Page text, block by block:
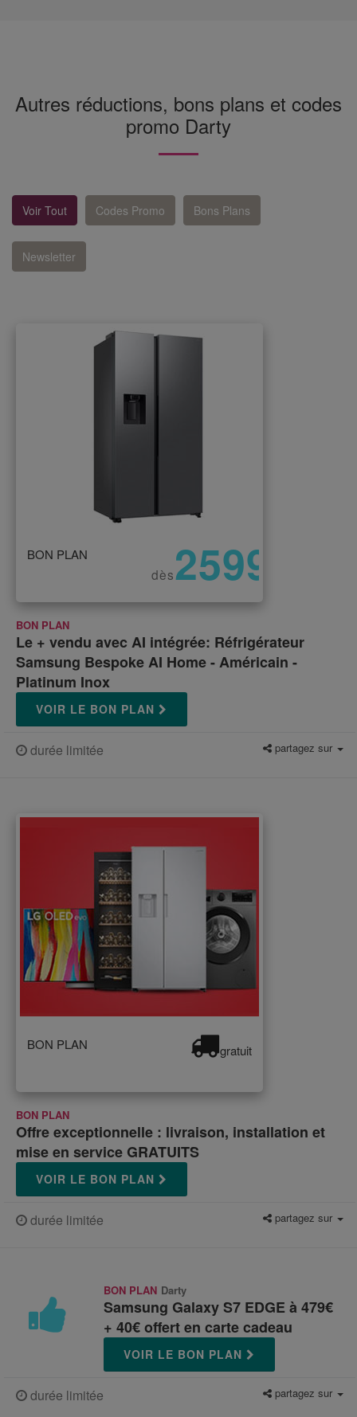
Autres réductions, bons plans et codes
promo Darty
Voir Tout Codes Promo Bons Plans
Newsletter
BON PLAN
dès2599
BON PLAN
Le + vendu avec AI intégrée: Réfrigérateur
Samsung Bespoke AI Home - Américain -
Platinum Inox
VOIR LE BON PLAN
durée limitée partagez sur
BON PLAN gratuit
BON PLAN
Offre exceptionnelle : livraison, installation et
mise en service GRATUITS
VOIR LE BON PLAN
durée limitée partagez sur
BON PLAN Darty
Samsung Galaxy S7 EDGE à 479€
+ 40€ offert en carte cadeau
VOIR LE BON PLAN
durée limitée partagez sur